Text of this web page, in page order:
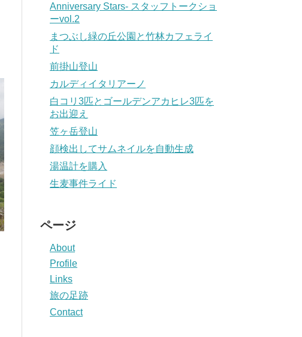
Anniversary Stars- スタッフトークショ
ーvol.2
まつぶし緑の丘公園と竹林カフェライ
ド
前掛山登山
カルディイタリアーノ
白コリ3匹とゴールデンアカヒレ3匹を
お出迎え
笠ヶ岳登山
顔検出してサムネイルを自動生成
湯温計を購入
生麦事件ライド
ページ
About
Profile
Links
旅の足跡
Contact